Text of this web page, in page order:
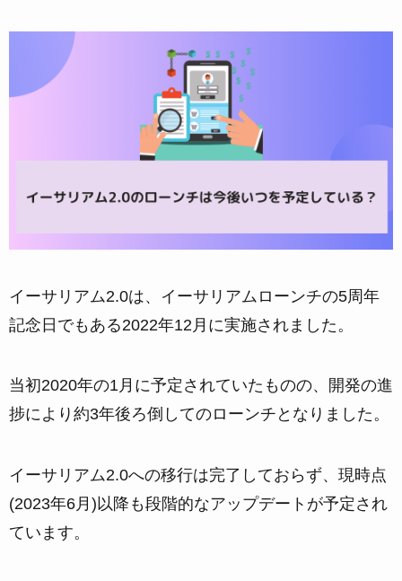
イーサリアム2.0は、イーサリアムローンチの5周年
記念日でもある2022年12月に実施されました。
当初2020年の1月に予定されていたものの、開発の進
捗により約3年後ろ倒してのローンチとなりました。
イーサリアム2.0への移行は完了しておらず、現時点
(2023年6月)以降も段階的なアップデートが予定され
ています。